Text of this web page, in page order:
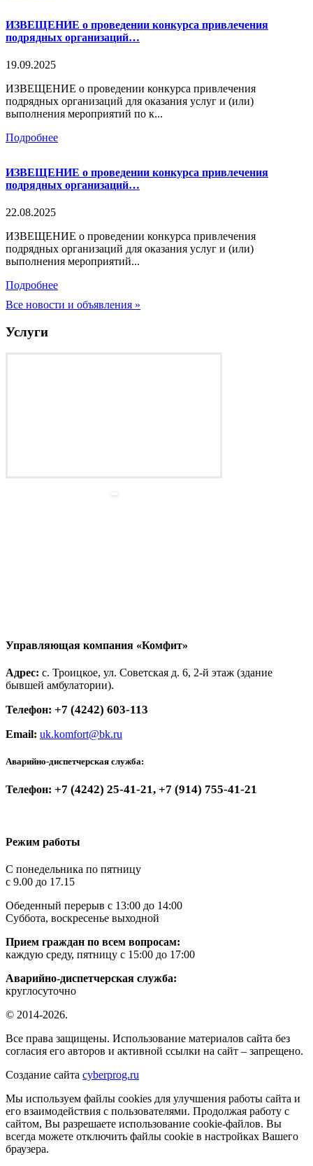
ИЗВЕЩЕНИЕ о проведении конкурса привлечения
подрядных организаций…
19.09.2025
ИЗВЕЩЕНИЕ о проведении конкурса привлечения
подрядных организаций для оказания услуг и (или)
выполнения мероприятий по к...
Подробнее
ИЗВЕЩЕНИЕ о проведении конкурса привлечения
подрядных организаций…
22.08.2025
ИЗВЕЩЕНИЕ о проведении конкурса привлечения
подрядных организаций для оказания услуг и (или)
выполнения мероприятий...
Подробнее
Все новости и объявления »
Услуги
Управляющая компания «Комфит»
Адрес: с. Троицкое, ул. Советская д. 6, 2-й этаж (здание
бывшей амбулатории).
Телефон: +7 (4242) 603-113
Email: uk.komfort@bk.ru
Аварийно-диспетчерская служба:
Телефон: +7 (4242) 25-41-21, +7 (914) 755-41-21
Режим работы
C понедельника по пятницу
с 9.00 до 17.15
Обеденный перерыв с 13:00 до 14:00
Суббота, воскресенье выходной
Прием граждан по всем вопросам:
каждую среду, пятницу с 15:00 до 17:00
Аварийно-диспетчерская служба:
круглосуточно
© 2014-2026.
Все права защищены. Использование материалов сайта без
согласия его авторов и активной ссылки на сайт – запрещено.
Создание сайта cyberprog.ru
Мы используем файлы cookies для улучшения работы сайта и
его взаимодействия с пользователями. Продолжая работу с
сайтом, Вы разрешаете использование cookie-файлов. Вы
всегда можете отключить файлы cookie в настройках Вашего
браузера.